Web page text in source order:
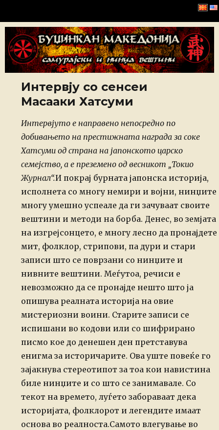
Буџинкан Македонија
Интервју со сенсеи
Масааки Хатсуми
Интервјуто е направено непосредно по
добивањето на престижнатанаграда за соке
Хатсуми од страна на јапонското царско
семејство, а епреземено од весникот „Токио
Журнал“.Ипокрај бурната јапонска историја,
исполнета со многу немири и војни, нинџите
многу умешно успеале да ги зачуваат своите
вештини и методи наборба. Денес, во земјата
на изгрејсонцето, е многу лесно да пронајдете
мит, фолклор, стрипови, па дури и стари
записи што се поврзани со нинџите и
нивните вештини. Меѓутоа, речиси е
невозможно да се пронајде нешто што ја
опишува реалната историја на овие
мистериозни воини. Старите записи се
испишани во кодови или со шифрирано
писмо кое до денешен ден претставува
енигма за историчарите. Ова уште повеќе го
зајакнува стереотипот за тоа кои навистина
биле нинџите и со што се занимавале. Со
текот на времето, луѓето забораваат дека
историјата, фолклорот и легендите имаат
основа во реалноста.Самото влегување во